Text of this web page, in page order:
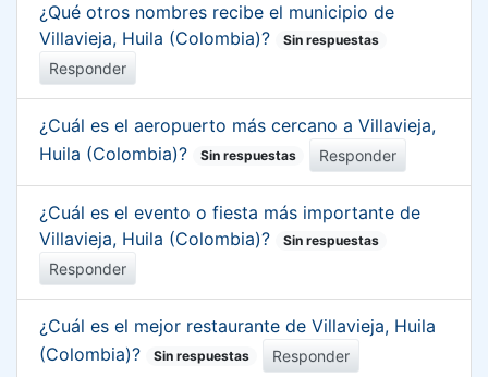
¿Qué otros nombres recibe el municipio de
Villavieja, Huila (Colombia)?
Sin respuestas
Responder
¿Cuál es el aeropuerto más cercano a Villavieja,
Huila (Colombia)?
Sin respuestas Responder
¿Cuál es el evento o fiesta más importante de
Villavieja, Huila (Colombia)?
Sin respuestas
Responder
¿Cuál es el mejor restaurante de Villavieja, Huila
(Colombia)?
Sin respuestas Responder